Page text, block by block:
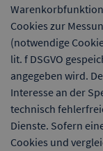
Cookies zur
(notwendige
lit. f DSGVO
angegeben wird.
Interesse an der
technisch
Dienste. Sofern
Cookies und